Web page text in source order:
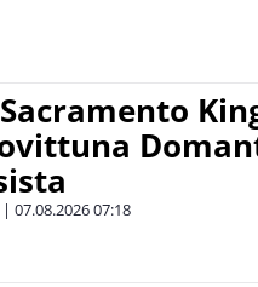
| 07.08.202607:18